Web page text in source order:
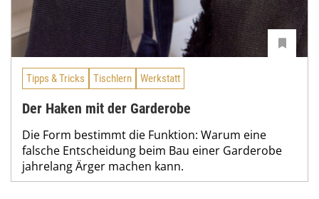
Tipps & Tricks Tischlern Werkstatt
Der Haken mit der Garderobe
Die Form bestimmt die Funktion: Warum eine
falsche Entscheidung beim Bau einer Garderobe
jahrelang Ärger machen kann.